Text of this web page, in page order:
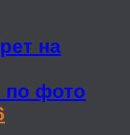
на
по фото